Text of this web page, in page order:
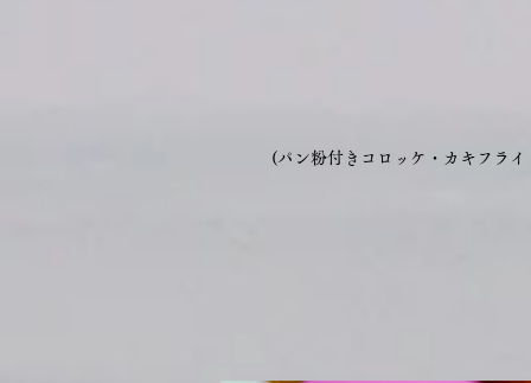
(パン粉付きコロッケ・カキフラ